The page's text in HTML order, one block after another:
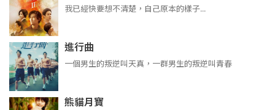
我已經快要想不清楚，自己原本的樣子...
進行曲
​​​一個男生的叛逆叫天真，一群男生的叛逆叫青春
熊貓月寶